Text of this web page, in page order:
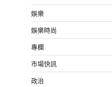
娛樂
娛樂時尚
專欄
市場快訊
政治